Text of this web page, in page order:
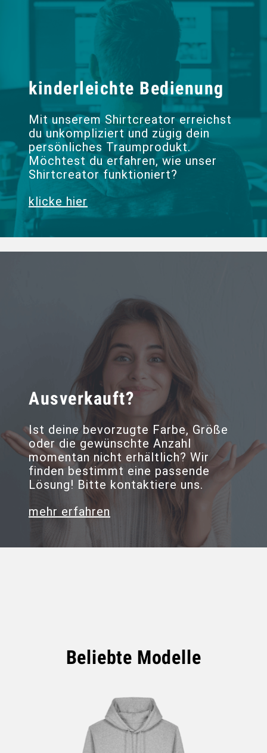
kinderleichte Bedienung
Mit unserem Shirtcreator erreichst
du unkompliziert und zügig dein
persönliches Traumprodukt.
Möchtest du erfahren, wie unser
Shirtcreator funktioniert?
klicke hier
Ausverkauft?
Ist deine bevorzugte Farbe, Größe
oder die gewünschte Anzahl
momentan nicht erhältlich? Wir
finden bestimmt eine passende
Lösung! Bitte kontaktiere uns.
mehr erfahren
Beliebte Modelle